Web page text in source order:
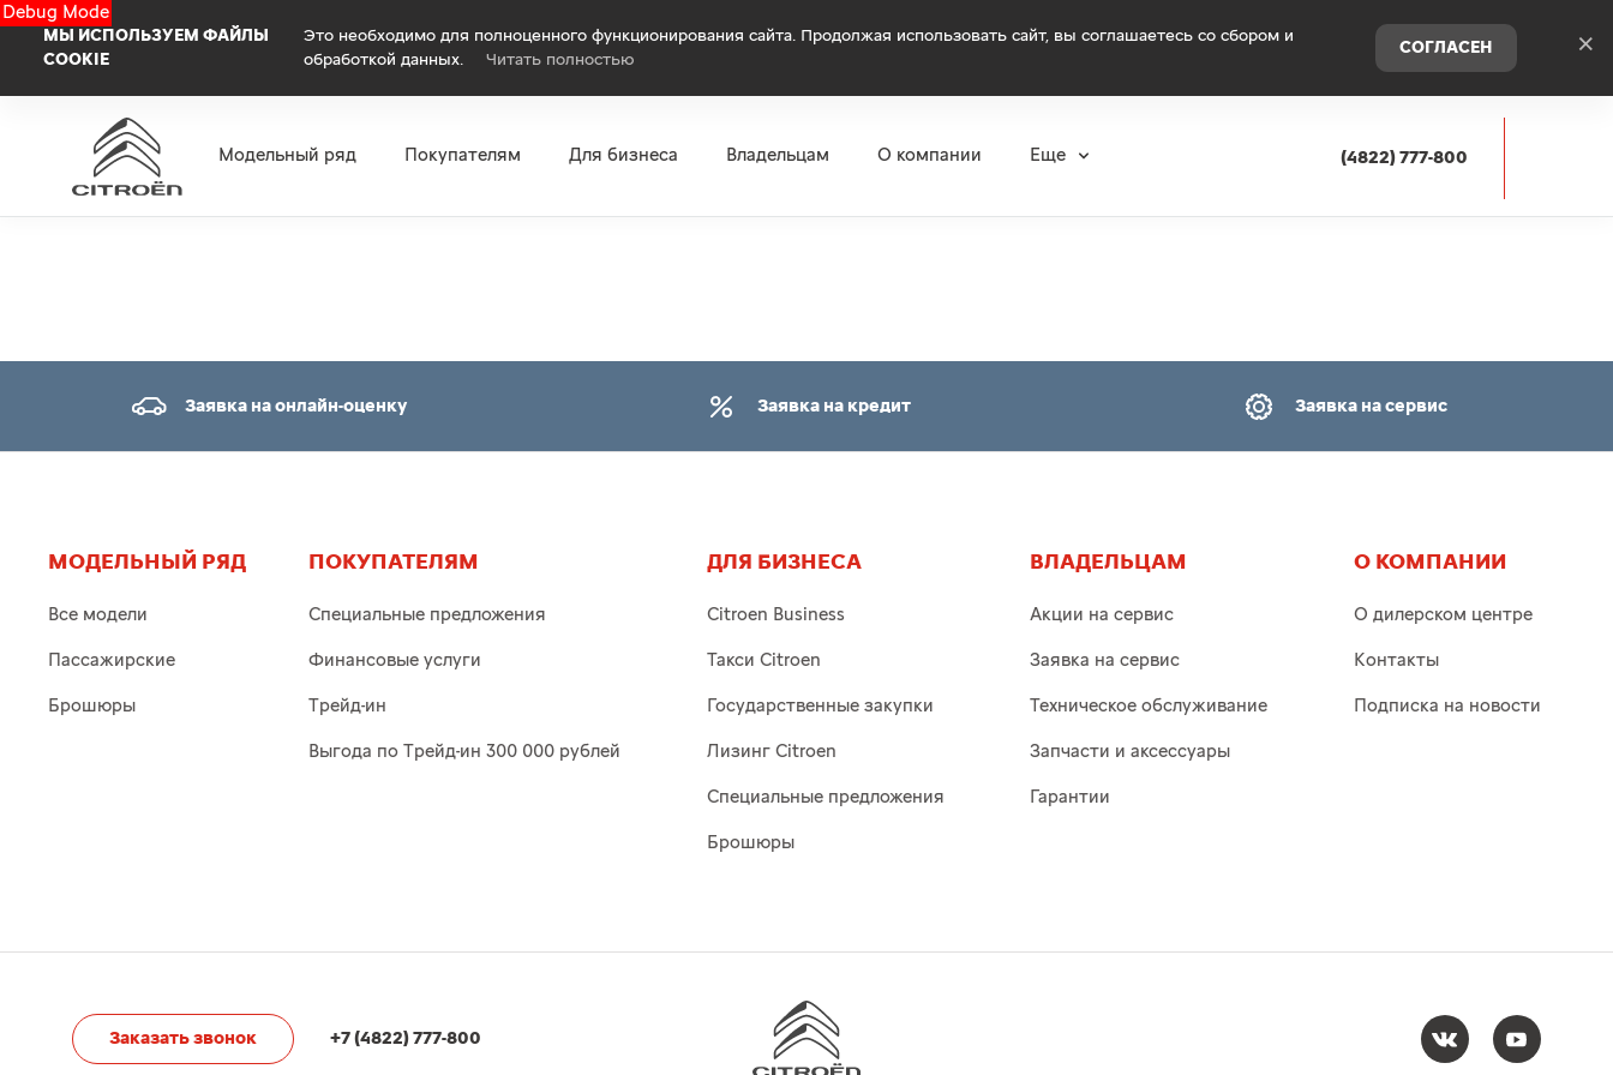
Debug Mode
МЫ ИСПОЛЬЗУЕМ ФАЙЛЫ
COOKIE
Это необходимо для полноценного функционирования сайта. Продолжая использовать сайт, вы соглашаетесь со сбором и
обработкой данных.
Читать полностью
СОГЛАСЕН ×
Модельный ряд Покупателям Для бизнеса Владельцам О компании Еще (4822) 777-800
Заявка на онлайн-оценку Заявка на кредит Заявка на сервис
МОДЕЛЬНЫЙ РЯД
Все модели
Пассажирские
Брошюры
ПОКУПАТЕЛЯМ
Специальные предложения
Финансовые услуги
Трейд-ин
Выгода по Трейд-ин 300 000 рублей
ДЛЯ БИЗНЕСА
Citroen Business
Такси Citroen
Государственные закупки
Лизинг Citroen
Специальные предложения
Брошюры
ВЛАДЕЛЬЦАМ
Акции на сервис
Заявка на сервис
Техническое обслуживание
Запчасти и аксессуары
Гарантии
О КОМПАНИИ
О дилерском центре
Контакты
Подписка на новости
+7 (4822) 777-800
Заказать звонок